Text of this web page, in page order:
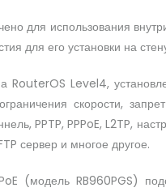
для использования
для его установки на
RouterOS Level4,
скорости,
PPTP, PPPoE, L2TP,
сервер и многое другое.
(модель RB960PGS)